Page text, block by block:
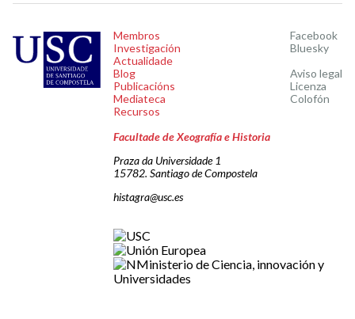
Membros
Investigación
Actualidade
Blog
Publicacións
Mediateca
Recursos
Facebook
Bluesky
Aviso legal
Licenza
Colofón
Facultade de Xeografía e Historia
Praza da Universidade 1
15782. Santiago de Compostela
histagra@usc.es